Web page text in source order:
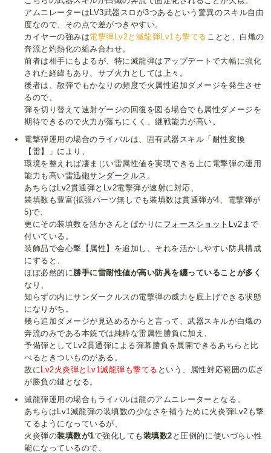
アムニレーターはLV3武器スロが3つあるという驚異のスキル自由
度なので、その点で差がつきやすい。
カイヤーの強みは電撃弾Lv2と滅龍弾Lv1も撃てる ことと、白熾の
奔流と灼熱化の組み合わせ。
前者は相手にもよるが、特に滅龍弾はアップデートで大幅に強化
された経緯もあり、サブ火力としては上々。
後者は、散弾でもかなりの頻度で火属性追加ダメージを発生させ
るので、
弾を切り替えて速射ゲージの回復を図る場合でも属性ダメージを
期待できるので火力が落ちにくく、継戦能力が高い。
電撃弾運用の場合のライバルは、固有武器スキル「 耐性変換
【雷】
」により、
環境を整えれば凄まじい雷属性値を実現できる上に電撃弾の運用
能力も高い雷迅砲サンダークルス 。
あちらはLv2貫通弾とLv2電撃弾が速射に対応、
装填数も豊富(拡張パーツ無しでも装填数は貫通弾が4、電撃弾が
5)で、
更にその装填数を活かさんとばかりに フォースショットLv2 まで
付いている。
装飾品で会心撃【属性】 を追加し、それを活かしやすい防具構成
にすると、
ほぼ必然的に 勝手に雷耐性値が高い防具を纏っていることが多く
なり、
知らずの内にサンダークルスの電撃弾の威力を底上げできる状態
になりがち。
幾ら追加ダメージが見込めるからと言って、武器スキルが白熾の
奔流のみである本銃では純粋な雷属性勝負に加え、
予備弾としてLv2貫通弾による弾幕勝負を展開できるあちらと比
べるときついものがある。
故に
Lv2火炎弾とLv1滅龍弾も撃てる という、属性対応範囲の広さ
が勝負の鍵となる。
滅龍弾運用の場合もライバルは龍のアムニレーターとなる。
あちらはLv1滅龍弾の装填数の少なさを補うために火炎弾Lv2も撃
てるようになっているが、
火炎弾の装填数が1で強化しても 装填数2 と圧倒的に使いづらい性
能になっているので、